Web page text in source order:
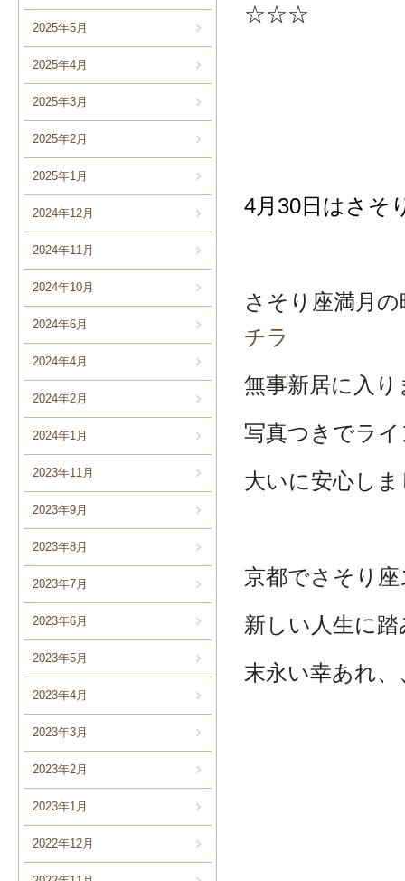
2025年5月
2025年4月
2025年3月
2025年2月
2025年1月
2024年12月
2024年11月
2024年10月
2024年6月
2024年4月
2024年2月
2024年1月
2023年11月
2023年9月
2023年8月
2023年7月
2023年6月
2023年5月
2023年4月
2023年3月
2023年2月
2023年1月
2022年12月
☆☆☆
4月30日はさそ
さそり座満月
チラ
無事新居に入
写真つきでラ
大いに安心し
京都でさそり
新しい人生に
末永い幸あれ、